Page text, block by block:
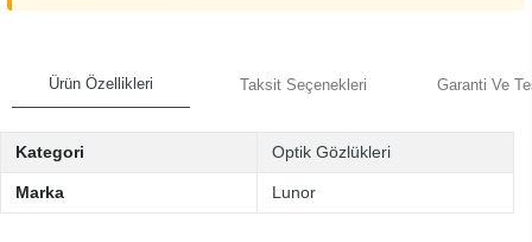
Ürün Özellikleri Taksit Seçenekleri Garanti Ve
Kategori Optik Gözlükleri
Marka Lunor